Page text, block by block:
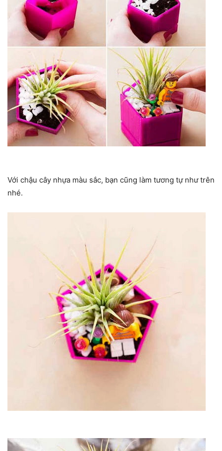
Với chậu cây nhựa màu sắc, bạn cũng làm tương tự như trên
nhé.